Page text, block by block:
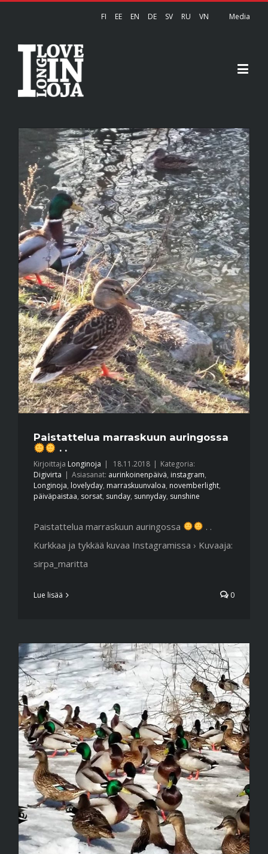
FI EE EN DE SV RU VN Media
Paistattelua marraskuun auringossa
. .
Kirjoittaja Longinoja | 18.11.2018 | Kategoria:
Digivirta | Asiasanat: aurinkoinenpäivä, instagram,
Longinoja, lovelyday, marraskuunvaloa, novemberlight,
päiväpaistaa, sorsat, sunday, sunnyday, sunshine
Paistattelua marraskuun auringossa
. .
Kurkkaa ja tykkää kuvaa Instagramissa › Kuvaaja:
sirpa_maritta
Lue lisää 0